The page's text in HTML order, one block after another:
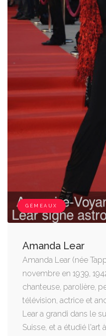
GÉMEAUX
Amanda Lear
Amanda Lear (née
novembre en 1939,
chanteuse, parolière,
télévision, actrice et
Lear a grandi dans le
Suisse, et a étudié l'art